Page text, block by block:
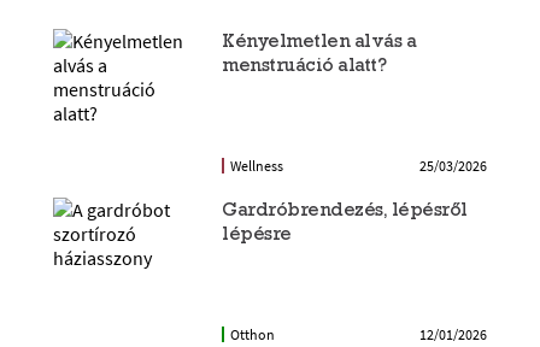
Kényelmetlen alvás a
menstruáció alatt?
Wellness 25/03/2026
Gardróbrendezés, lépésről
lépésre
Otthon 12/01/2026